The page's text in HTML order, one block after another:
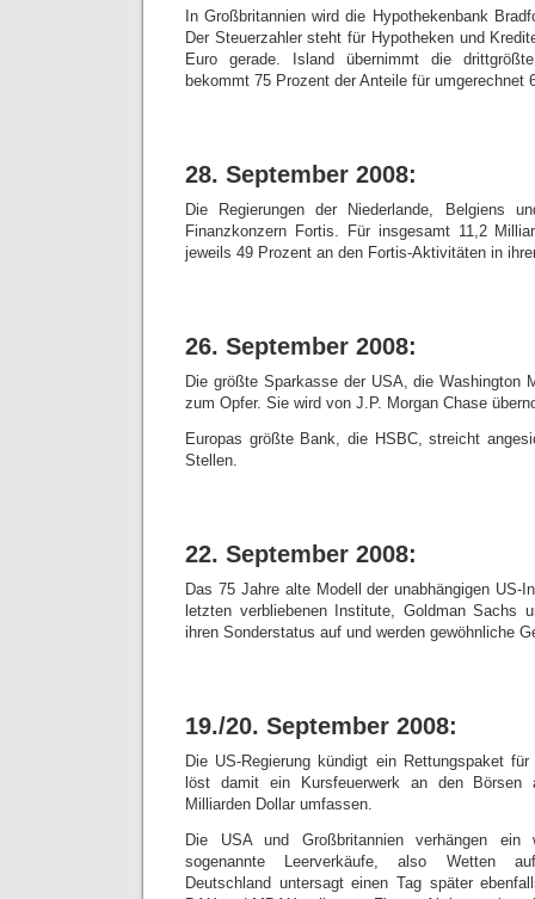
In Großbritannien wird die Hypothekenbank
Der Steuerzahler steht für Hypotheken und
Euro gerade. Island übernimmt die
bekommt 75 Prozent der Anteile für umgerechnet
28. September 2008:
Die Regierungen der Niederlande, Belgiens
Finanzkonzern Fortis. Für insgesamt 11,2
jeweils 49 Prozent an den Fortis-Aktivitäten in
26. September 2008:
Die größte Sparkasse der USA, die Washington
zum Opfer. Sie wird von J.P. Morgan Chase
Europas größte Bank, die HSBC, streicht
Stellen.
22. September 2008:
Das 75 Jahre alte Modell der unabhängigen US-
letzten verbliebenen Institute, Goldman Sachs
ihren Sonderstatus auf und werden gewöhnliche
19./20. September 2008:
Die US-Regierung kündigt ein Rettungspaket
löst damit ein Kursfeuerwerk an den
Milliarden Dollar umfassen.
Die USA und Großbritannien verhängen ein
sogenannte Leerverkäufe, also Wetten
Deutschland untersagt einen Tag später